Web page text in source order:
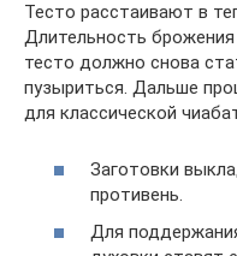
Тесто расстаивают в
Длительность
тесто должно снова
пузыриться. Дальше
для классической
Заготовки
противень.
Для